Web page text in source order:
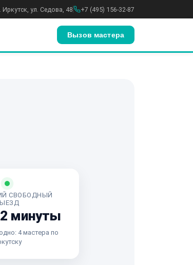
Иркутск, ул. Седова, 48 +7 (495) 156-32-87
Вызов мастера
СВОБОДНЫЙ
минуты
4 мастера по